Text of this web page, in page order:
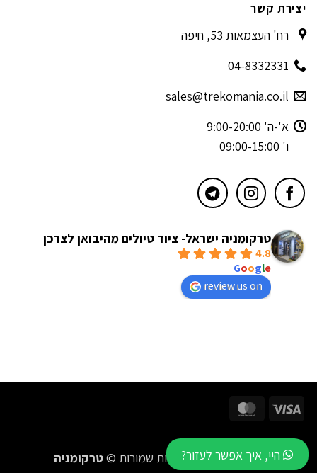
יצירת קשר
רח' העצמאות 53, חיפה
04-8332331
sales@trekomania.co.il
א'-ה' 9:00-20:00
ו' 09:00-15:00
טרקומניה ישראל- ציוד טיולים מהיבואן לצרכן
4.8
Google
review us on
Visa
2016-2026 כל הזכויות שמורות © טרקומניה היי, איך אפשר לעזור?